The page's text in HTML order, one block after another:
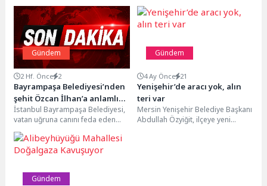
Gündem
2 Hf. Önce 2
Bayrampaşa Belediyesi’nden
şehit Özcan İlhan’a anlamlı
vefa
İstanbul Bayrampaşa Belediyesi,
vatan uğruna canını feda eden
Jandarma Uzman Çavuş Özcan
İlhan’ın aziz hatırasını...
Gündem
4 Ay Önce 21
Yenişehir’de aracı yok, alın
teri var
Mersin Yenişehir Belediye Başkanı
Abdullah Özyiğit, ilçeye yeni
Gündem